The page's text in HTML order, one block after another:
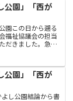
公園」「西が
園この日から遡る
福祉協議会の担当
だきました。急に
所」「高浜」「浄
公園」「西が
し公園結論から書